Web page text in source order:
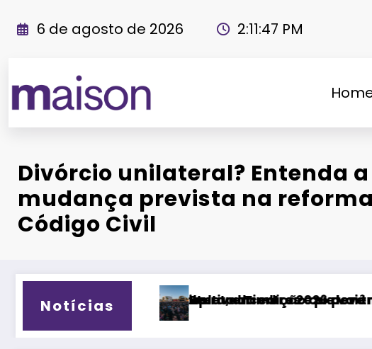
para
6 de agosto de 2026 2:11:48 PM
Divórcio unilateral? Entenda a
mudança prevista na
Código Civil
Notícias
e experiências
edição que vai transformar Uberlândia na cidade
Timbre 2026 deve receber milhares de visitantes e
Fitness Brasil